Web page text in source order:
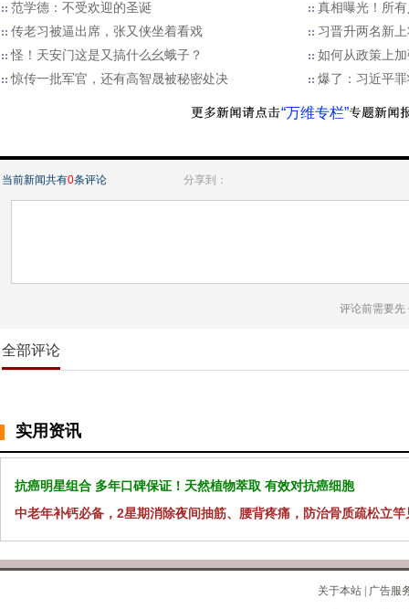
范学德：不受欢迎的圣诞
真相曝光！所
传老习被逼出席，张又侠坐着看戏
习晋升两名新
怪！天安门这是又搞什么幺蛾子？
如何从政策上
惊传一批军官，还有高智晟被秘密处决
爆了：习近平
“万维专栏”
当前新闻共有0条评论 分享到：
评论前需要先
全部评论
实用资讯
抗癌明星组合 多年口碑保证！天然植物萃取 有效对抗癌细胞
中老年补钙必备，2星期消除夜间抽筋、腰背疼痛，防治骨质疏松立竿
关于本站
广告服